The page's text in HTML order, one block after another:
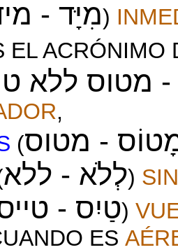
מִיָּד -)
EL ACRÓNIMO
- מטוס ללא
,
(- מטוס
לְלֹא - ללא) SIN
טַיִס -)
ES